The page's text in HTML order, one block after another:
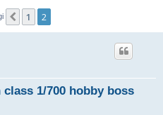
Precedente
1 2
1/700 hobby boss